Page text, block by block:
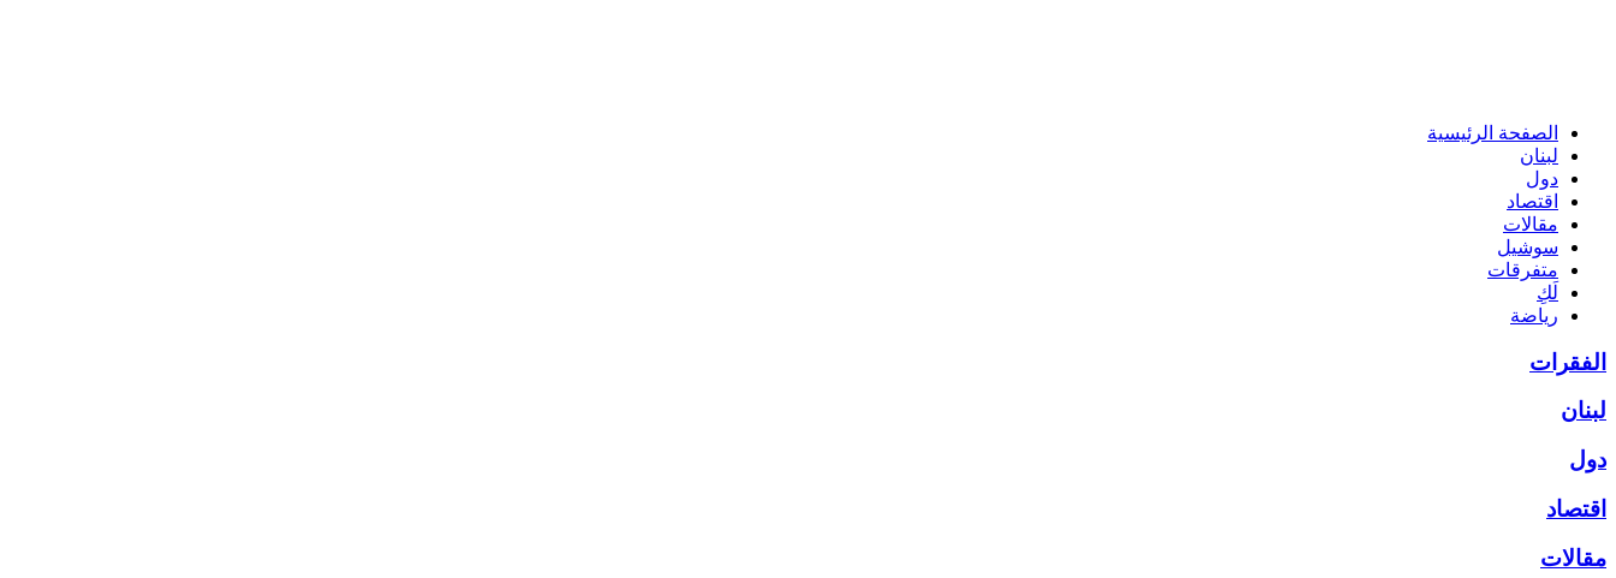
الصفحة الرئيسية
لبنان
دول
اقتصاد
مقالات
سوشيل
متفرقات
لَكِ
رياضة
الفقرات
لبنان
دول
اقتصاد
مقالات